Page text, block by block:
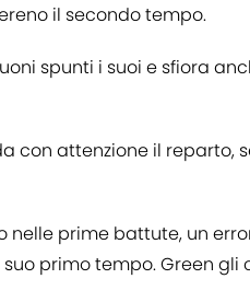
il secondo tempo.
spunti i suoi e sfiora
con attenzione il reparto,
nelle prime battute, un
primo tempo. Green gli